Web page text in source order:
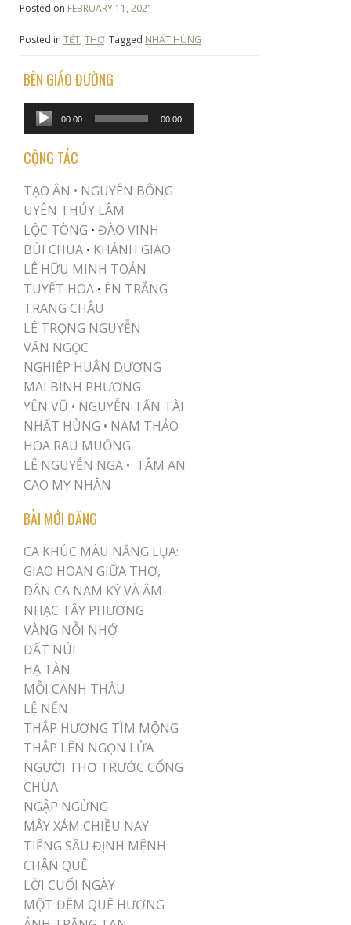
Posted on FEBRUARY 11, 2021
Posted in TẾT, THƠ Tagged NHẤT HÙNG
BÊN GIÁO ĐƯỜNG
Audio
Player
00:00 00:00
CỘNG TÁC
TẠO ÂN • NGUYÊN BÔNG
UYÊN THÚY LÂM
LỘC TÒNG • ĐÀO VINH
BÙI CHUA • KHÁNH GIAO
LÊ HỮU MINH TOÁN
TUYẾT HOA • ÉN TRẮNG
TRANG CHÂU
LÊ TRỌNG NGUYỄN
VĂN NGỌC
NGHIỆP HUÂN DƯƠNG
MAI BÌNH PHƯƠNG
YÊN VŨ • NGUYỄN TẤN TÀI
NHẤT HÙNG • NAM THẢO
HOA RAU MUỐNG
LÊ NGUYỄN NGA • TÂM AN
CAO MỴ NHÂN
BÀI MỚI ĐĂNG
CA KHÚC MÀU NẮNG LỤA:
GIAO HOAN GIỮA THƠ,
DÂN CA NAM KỲ VÀ ÂM
NHẠC TÂY PHƯƠNG
VÀNG NỖI NHỚ
ĐẤT NÚI
HẠ TÀN
MỖI CANH THÂU
LỆ NẾN
THẮP HƯƠNG TÌM MỘNG
THẮP LÊN NGỌN LỬA
NGƯỜI THƠ TRƯỚC CỔNG
CHÙA
NGẬP NGỪNG
MÂY XÁM CHIỀU NAY
TIẾNG SẦU ĐỊNH MỆNH
CHÂN QUÊ
LỜI CUỐI NGÀY
MỘT ĐÊM QUÊ HƯƠNG